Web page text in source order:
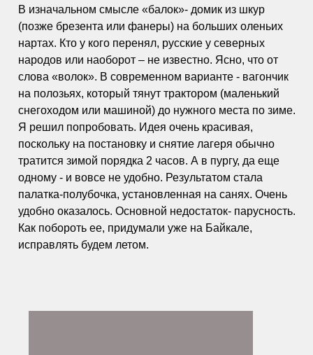
В изначальном смысле «балок»- домик из шкур
(позже брезента или фанеры) на больших оленьих
нартах. Кто у кого перенял, русские у северных
народов или наоборот – не известно. Ясно, что от
слова «волок». В современном варианте - вагончик
на полозьях, который тянут трактором (маленький
снегоходом или машиной) до нужного места по зиме.
Я решил попробовать. Идея очень красивая,
поскольку на постановку и снятие лагеря обычно
тратится зимой порядка 2 часов. А в пургу, да еще
одному - и вовсе не удобно. Результатом стала
палатка-полубочка, установленная на санях. Очень
удобно оказалось. Основной недостаток- парусность.
Как побороть ее, придумали уже на Байкале,
исправлять будем летом.